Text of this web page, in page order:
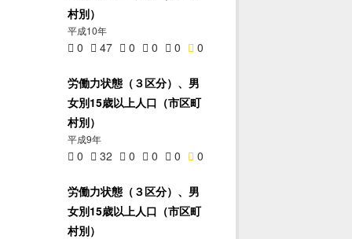
村別）
平成10年
0 47 0 0 0 0
労働力状態（３区分）、男
女別15歳以上人口（市区町
村別）
平成9年
0 32 0 0 0 0
労働力状態（３区分）、男
女別15歳以上人口（市区町
村別）